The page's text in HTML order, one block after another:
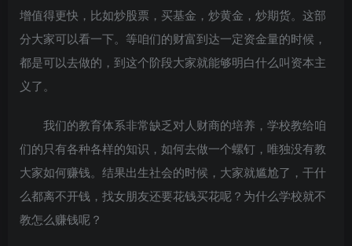
增值得更快，比如炒股票，买基金，炒黄金，炒期货。这部
分大家可以看一下。等咱们的财富到达一定资金量的时候，
都是可以去做的，到这个阶段大家就能够明白什么叫资本主
义了。
我们的教育体系非常缺乏对人财商的培养，学校教给咱
们的只有各种各样的知识，如何去做一个螺钉，唯独没有教
大家如何赚钱。结果出生社会的时候，大家就尴尬了，干什
么都离不开钱，找女朋友还要花钱买花呢？为什么学校就不
教怎么赚钱呢？